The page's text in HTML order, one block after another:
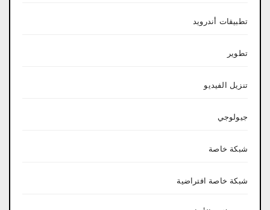
تطبيقات أندرويد
تطوير
تنزيل الفيديو
جيولوجي
شبكة خاصة
شبكة خاصة افتراضية